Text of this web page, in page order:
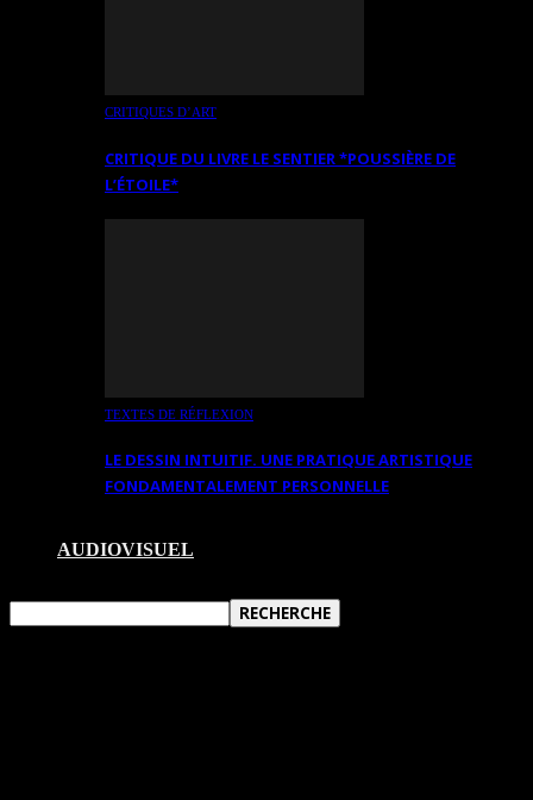
CRITIQUES D’ART
CRITIQUE DU LIVRE LE SENTIER *POUSSIÈRE DE
L’ÉTOILE*
TEXTES DE RÉFLEXION
LE DESSIN INTUITIF. UNE PRATIQUE ARTISTIQUE
FONDAMENTALEMENT PERSONNELLE
AUDIOVISUEL